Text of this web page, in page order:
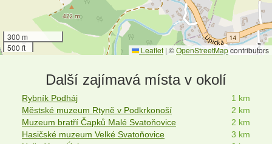
300 m
500 ft
Leaflet | ©OpenStreetMapcontributors
Další zajímavá místa v okolí
Rybník Podháj
1 km
Městské muzeum Rtyně v Podkrkonoší
2 km
Muzeum bratří Čapků Malé Svatoňovice
2 km
Hasičské muzeum Velké Svatoňovice
3 km